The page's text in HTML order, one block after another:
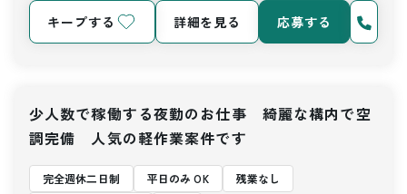
キープする 詳細を見る 応募する
少人数で稼働する夜勤のお仕事 綺麗な構内で空
調完備 人気の軽作業案件です
完全週休二日制 平日のみ OK
残業なし